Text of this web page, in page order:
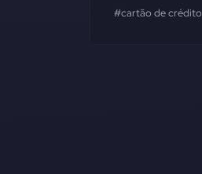
#cartão de crédito